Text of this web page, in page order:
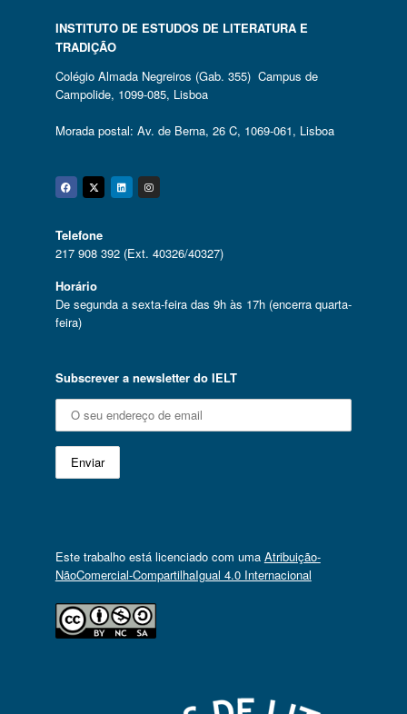
INSTITUTO DE ESTUDOS DE LITERATURA E
TRADIÇÃO
Colégio Almada Negreiros (Gab. 355) Campus de
Campolide, 1099-085, Lisboa
Morada postal: Av. de Berna, 26 C, 1069-061, Lisboa
Facebook
Twitter
Linkedin
Instagram
Telefone
217 908 392 (Ext. 40326/40327)
Horário
De segunda a sexta-feira das 9h às 17h (encerra quarta-
feira)
Subscrever a newsletter do IELT
Este trabalho está licenciado com uma Atribuição-
NãoComercial-CompartilhaIgual 4.0 Internacional